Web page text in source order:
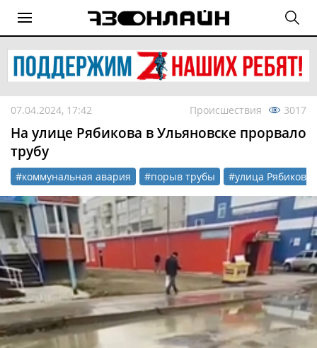
07.04.2024, 17:42 Происшествия 3017
На улице Рябикова в Ульяновске прорвало
трубу
#коммунальная авария #порыв трубы #улица Рябикова